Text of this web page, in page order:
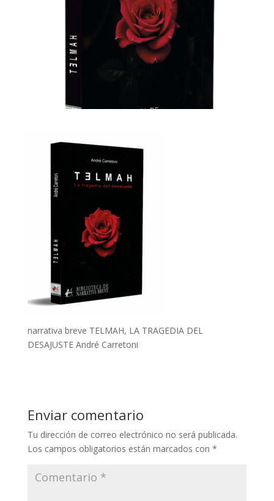
narrativa breve TELMAH, LA TRAGEDIA DEL
DESAJUSTE André Carretoni
Enviar comentario
Tu dirección de correo electrónico no será publicada.
Los campos obligatorios están marcados con *